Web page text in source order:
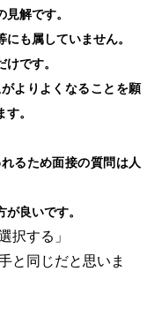
解です。
も属していません。
です。
よりよくなることを願
。
るため面接の質問は人
良いです。
択する」
と同じだと思いま